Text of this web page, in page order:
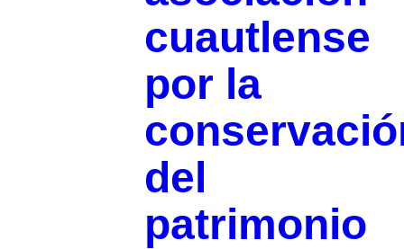
cuautlense
por la
del
patrimonio